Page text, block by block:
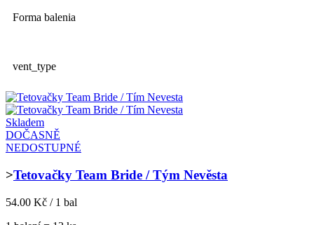
Forma balenia
vent_type
Skladem
DOČASNĚ
NEDOSTUPNÉ
>Tetovačky Team Bride / Tým Nevěsta
54.00 Kč / 1 bal